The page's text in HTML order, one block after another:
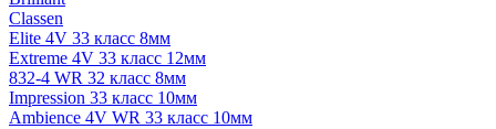
Classen
Elite 4V 33 класс 8мм
Extreme 4V 33 класс 12мм
832-4 WR 32 класс 8мм
Impression 33 класс 10мм
Ambience 4V WR 33 класс 10мм